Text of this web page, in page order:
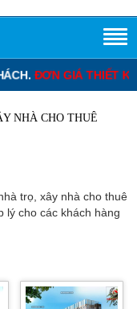
ĐƠN GIÁ THIẾT KẾ
NHÀ CHO THUÊ
trọ, xây nhà cho thuê
lý cho các khách hàng